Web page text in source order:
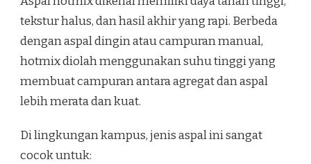
tekstur halus, dan hasil akhir yang rapi. Berbeda
dengan aspal dingin atau campuran manual,
hotmix diolah menggunakan suhu tinggi yang
membuat campuran antara agregat dan aspal
lebih merata dan kuat.
Di lingkungan kampus, jenis aspal ini sangat
cocok untuk: